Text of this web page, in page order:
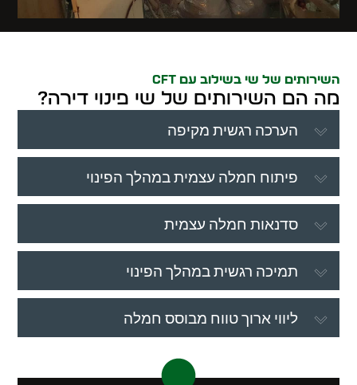
השירותים של שי בשילוב עם CFT
מה הם השירותים של שי פינוי דירה?
הערכה רגשית מקיפה
פיתוח חמלה עצמית במהלך הפינוי
סדנאות חמלה עצמית
תמיכה רגשית במהלך הפינוי
ליווי ארוך טווח מבוסס חמלה